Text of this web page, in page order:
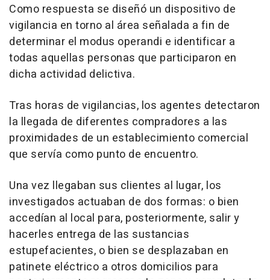
Como respuesta se diseñó un dispositivo de
vigilancia en torno al área señalada a fin de
determinar el modus operandi e identificar a
todas aquellas personas que participaron en
dicha actividad delictiva.
Tras horas de vigilancias, los agentes detectaron
la llegada de diferentes compradores a las
proximidades de un establecimiento comercial
que servía como punto de encuentro.
Una vez llegaban sus clientes al lugar, los
investigados actuaban de dos formas: o bien
accedían al local para, posteriormente, salir y
hacerles entrega de las sustancias
estupefacientes, o bien se desplazaban en
patinete eléctrico a otros domicilios para